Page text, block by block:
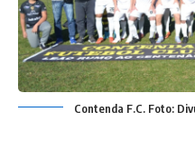
Contenda F.C. Foto: